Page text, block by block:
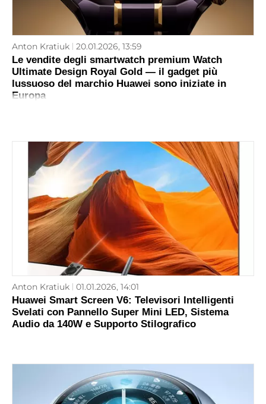
Anton Kratiuk 20.01.2026, 13:59
Le vendite degli smartwatch premium Watch
Ultimate Design Royal Gold — il gadget più
lussuoso del marchio Huawei sono iniziate in
Europa
Anton Kratiuk 01.01.2026, 14:01
Huawei Smart Screen V6: Televisori Intelligenti
Svelati con Pannello Super Mini LED, Sistema
Audio da 140W e Supporto Stilografico